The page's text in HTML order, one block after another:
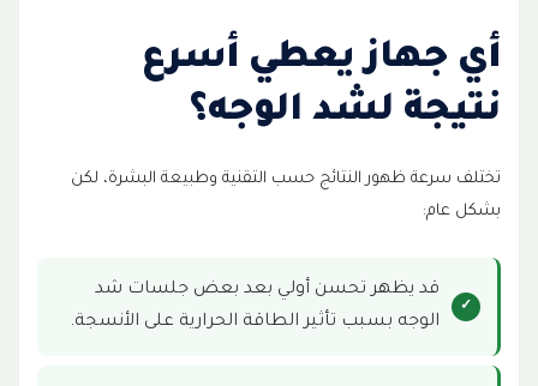
أي جهاز يعطي أسرع
نتيجة لشد الوجه؟
تختلف سرعة ظهور النتائج حسب التقنية وطبيعة البشرة، لكن
بشكل عام:
قد يظهر تحسن أولي بعد بعض جلسات شد
الوجه بسبب تأثير الطاقة الحرارية على الأنسجة.